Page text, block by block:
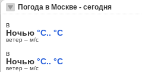
Погода в Москве - сегодня
в
Ночью °C.. °C
ветер – м/c
в
Ночью °C.. °C
ветер – м/c